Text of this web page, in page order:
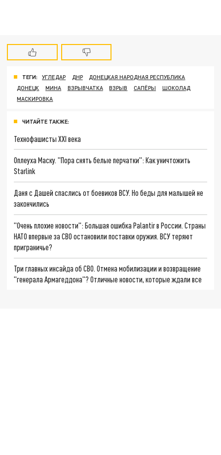
ТЕГИ: УГЛЕДАР ДНР
ДОНЕЦКАЯ НАРОДНАЯ РЕСПУБЛИКА
ДОНЕЦК
МИНА ВЗРЫВЧАТКА ВЗРЫВ САПЁРЫ
ШОКОЛАД
МАСКИРОВКА
ЧИТАЙТЕ ТАКЖЕ:
Технофашисты XXI века
Оплеуха Маску. "Пора снять белые перчатки": Как уничтожить
Starlink
Даня с Дашей спаслись от боевиков ВСУ. Но беды для малышей не
закончились
"Очень плохие новости": Большая ошибка Palantir в России. Страны
НАТО впервые за СВО остановили поставки оружия. ВСУ теряют
приграничье?
Три главных инсайда об СВО. Отмена мобилизации и возвращение
"генерала Армагеддона"? Отличные новости, которые ждали все